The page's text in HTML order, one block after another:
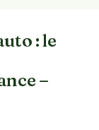
: le
–